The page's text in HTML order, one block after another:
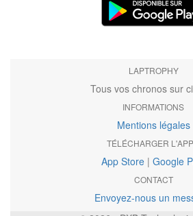
LAPTROPHY
Tous vos chronos sur
INFORMATIONS
Mentions légales
TÉLÉCHARGER
App Store | Google
CONTACT
Envoyez-nous un